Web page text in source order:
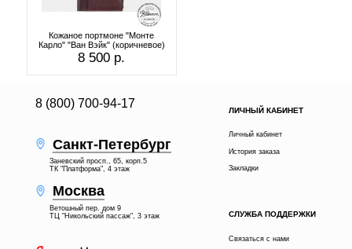
Кожаное портмоне "Монте
Карло" "Ван Вэйк" (коричневое)
8 500 р.
8 (800) 700-94-17
Санкт-Петербург
Заневский просп., 65, корп.5
ТК "Платформа", 4 этаж
Москва
Ветошный пер. дом 9
ТЦ "Никольский пассаж", 3 этаж
ЛИЧНЫЙ КАБИНЕТ
Личный кабинет
История заказа
Закладки
СЛУЖБА ПОДДЕРЖКИ
Связаться с нами